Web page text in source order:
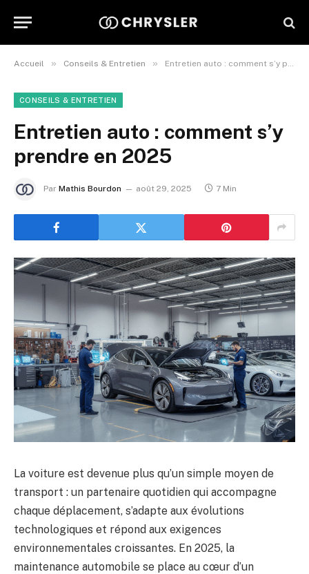
Accueil » Conseils & Entretien » Entretien auto : comment s’y prendre en 2025
CONSEILS & ENTRETIEN
Entretien auto : comment s’y
prendre en 2025
Par Mathis Bourdon août 29, 2025 7 Min
La voiture est devenue plus qu’un simple moyen de
transport : un partenaire quotidien qui accompagne
chaque déplacement, s’adapte aux évolutions
technologiques et répond aux exigences
environnementales croissantes. En 2025, la
maintenance automobile se place au cœur d’un